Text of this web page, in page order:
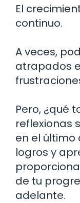
El
continuo.
A veces,
atrapados
Pero, ¿qué
reflexionas
en el último
logros y
de tu
adelante.